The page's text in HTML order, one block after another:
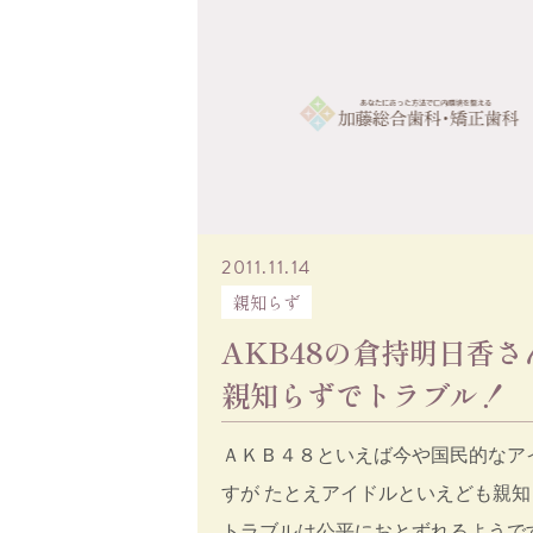
2011.11.14
親知らず
AKB48の倉持明日香さ
親知らずでトラブル！
ＡＫＢ４８といえば今や国民的なア
すが たとえアイドルといえども親